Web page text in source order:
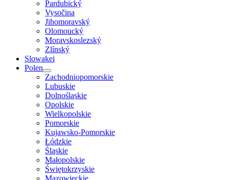
Pardubický
Vysočina
Jihomoravský
Olomoucký
Moravskoslezský
Zlínský
Slowakei
Polen
Zachodniopomorskie
Lubuskie
Dolnośląskie
Opolskie
Wielkopolskie
Pomorskie
Kujawsko-Pomorskie
Łódzkie
Śląskie
Małopolskie
Świętokrzyskie